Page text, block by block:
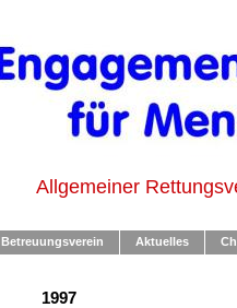
Allgemeiner
Betreuungsverein Aktuelles
1997